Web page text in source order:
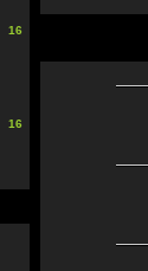
16
16